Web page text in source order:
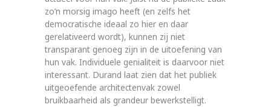
zo’n morsig imago heeft (en zelfs het
democratische ideaal zo hier en daar
gerelativeerd wordt), kunnen zij niet
transparant genoeg zijn in de uitoefening van
hun vak. Individuele genialiteit is daarvoor niet
interessant. Durand laat zien dat het publiek
uitgeoefende architectenvak zowel
bruikbaarheid als grandeur bewerkstelligt.